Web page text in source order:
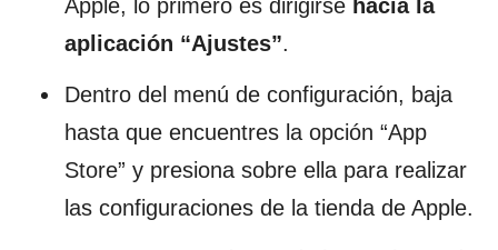
Apple, lo primero es dirigirse hacia la
aplicación “Ajustes”.
Dentro del menú de configuración, baja
hasta que encuentres la opción “App
Store” y presiona sobre ella para realizar
las configuraciones de la tienda de Apple.